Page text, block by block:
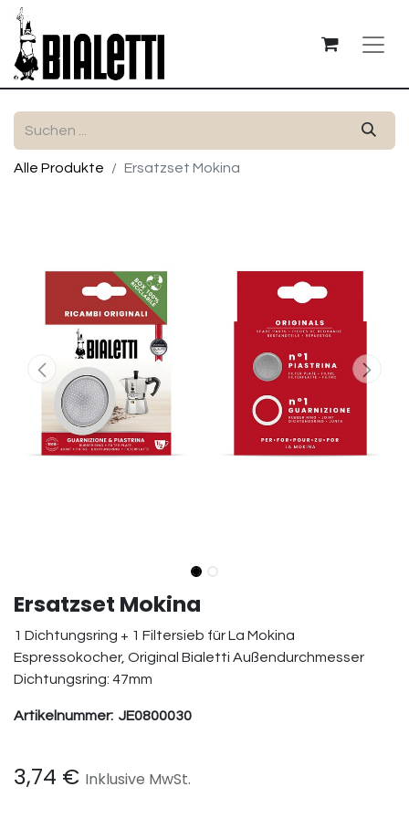
Alle Produkte Ersatzset Mokina
Ersatzset Mokina
1 Dichtungsring + 1 Filtersieb für La Mokina
Espressokocher, Original Bialetti Außendurchmesser
Dichtungsring: 47mm
Artikelnummer: JE0800030
3,74 € Inklusive MwSt.